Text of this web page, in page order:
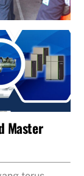
Master